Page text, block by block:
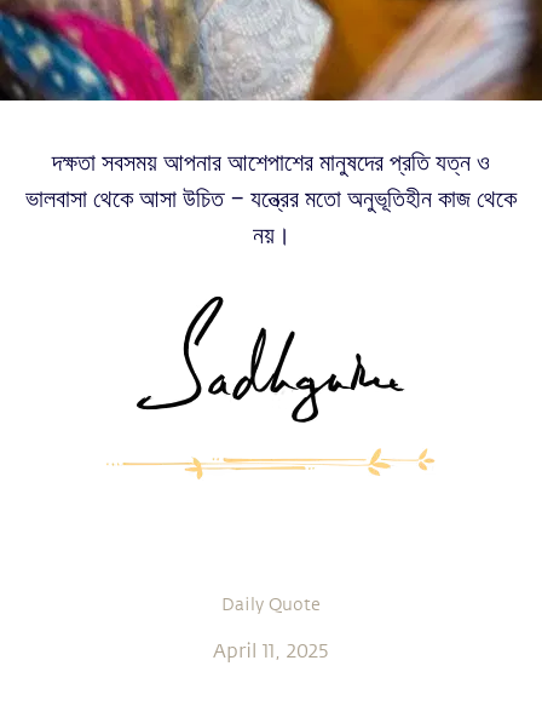
দক্ষতা সবসময় আপনার আশেপাশের মানুষদের প্রতি যত্ন ও
ভালবাসা থেকে আসা উচিত – যন্ত্রের মতো অনুভূতিহীন কাজ থেকে
নয়।
Daily Quote
April 11, 2025